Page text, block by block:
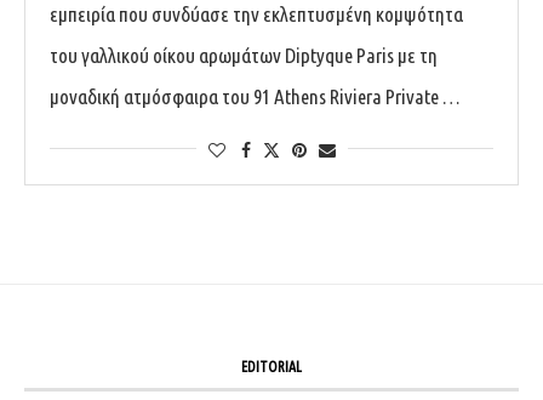
εμπειρία που συνδύασε την εκλεπτυσμένη κομψότητα
του γαλλικού οίκου αρωμάτων Diptyque Paris με τη
μοναδική ατμόσφαιρα του 91 Athens Riviera Private …
EDITORIAL